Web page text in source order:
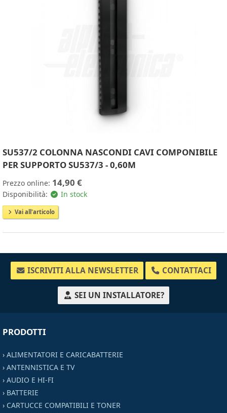
SU537/2 COLONNA NASCONDI CAVI COMPONIBILE
PER SUPPORTO SU537/3 - 0,60M
Prezzo online: 14,90 €
Disponibilità: In stock
Vai all'articolo
ISCRIVITI ALLA NEWSLETTER CONTATTACI
SEI UN INSTALLATORE?
PRODOTTI
› ALIMENTATORI E CARICABATTERIE
› ANTENNISTICA E TV
› AUDIO E HI-FI
› BATTERIE
› CARTUCCE COMPATIBILI E TONER